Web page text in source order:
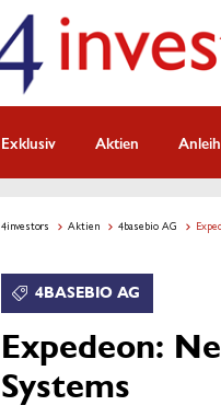
Exklusiv Aktien
4investors Aktien 4basebio AG
4BASEBIO AG
Expedeon:
Systems